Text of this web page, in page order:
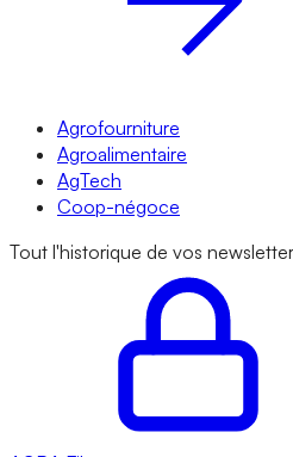
Agrofourniture
Agroalimentaire
AgTech
Coop-négoce
Tout l'historique de vos